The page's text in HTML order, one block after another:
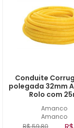
Amanco
Amanco
Conduite
polegada 32mm
Rolo com
R$ 59,80